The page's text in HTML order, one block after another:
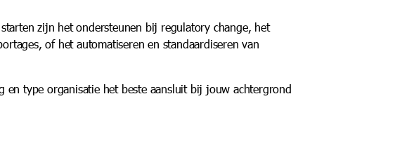
zijn het ondersteunen bij regulatory change, het
of het automatiseren en standaardiseren van
en type organisatie het beste aansluit bij jouw achtergrond